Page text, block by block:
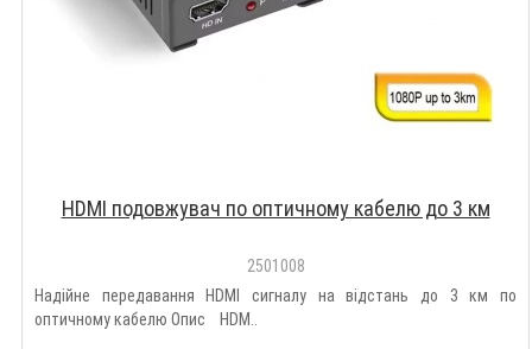
HDMI подовжувач по оптичному кабелю до 3 км
2501008
Надійне передавання HDMI сигналу на відстань до 3 км по
оптичному кабелю Опис HDM..